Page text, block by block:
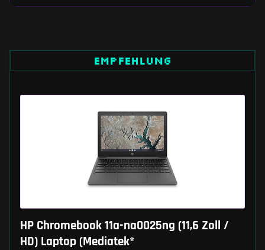
EMPFEHLUNG
HP Chromebook 11a-na0025ng (11,6 Zoll /
HD) Laptop (Mediatek*